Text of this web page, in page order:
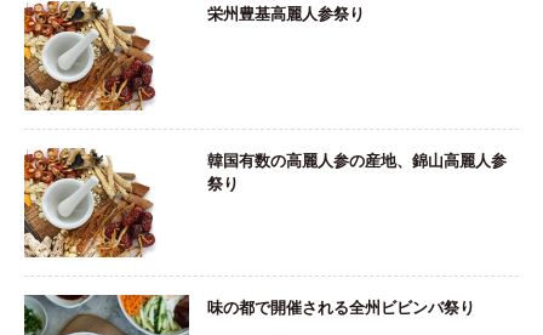
栄州豊基高麗人参祭り
韓国有数の高麗人参の産地、錦山高麗人参
祭り
味の都で開催される全州ビビンバ祭り